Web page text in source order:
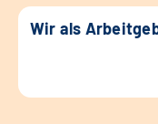
Wir als